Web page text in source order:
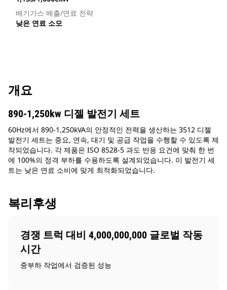
배기가스 배출/연료 전략
낮은 연료 소모
개요
890-1,250kw 디젤 발전기 세트
60Hz에서 890-1,250kVA의 안정적인 전력을 생산하는 3512 디젤
발전기 세트는 중요, 연속, 대기 및 공급 작업을 수행할 수 있도록 제
작되었습니다. 각 제품은 ISO 8528-5 과도 반응 요건에 맞춰 한 번
에 100%의 정격 부하를 수용하도록 설계되었습니다. 이 발전기 세
트는 낮은 연료 소비에 맞게 최적화되었습니다.
복리후생
경쟁 트럭 대비 4,000,000,000 글로벌 작동
시간
중부하 작업에서 검증된 성능